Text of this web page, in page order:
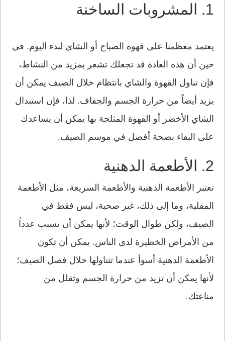
1. المشروبات الساخنة
يعتمد معظمنا على قهوة الصباح أو الشاي لبدء اليوم. في
حين أن هذه العادة قد تجعلك تشعر بمزيد من النشاط،
فإن تناول القهوة والشاي بانتظام خلال الصيف يمكن أن
يزيد أيضاً من حرارة الجسم والجفاف. لذا، فإن استبدال
الشاي الأخضر أو القهوة المثلجة بها يمكن أن يساعدك
على البقاء بصحة أفضل في موسم الصيف.
2. الأطعمة الدهنية
تعتبر الأطعمة الدهنية والأطعمة السريعة، مثل الأطعمة
المقلية، وما إلى ذلك، غير صحية، ليس فقط في
الصيف، ولكن طوال الوقت؛ لأنها يمكن أن تسبب عدداً
من الأمراض الخطيرة لدى الناس. يمكن أن تكون
الأطعمة الدهنية أسوأ عندما تتناولها خلال فصل الصيف؛
لأنها يمكن أن تزيد من حرارة الجسم وتقلل من
مناعتك.